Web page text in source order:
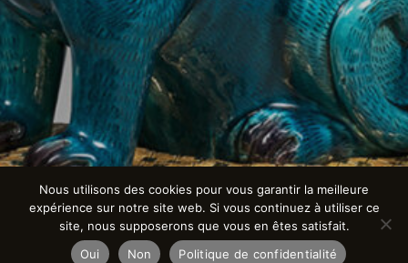
Nous utilisons des cookies pour vous garantir la meilleure
expérience sur notre site web. Si vous continuez à utiliser ce
site, nous supposerons que vous en êtes satisfait.
Oui
Non Politique de confidentialité